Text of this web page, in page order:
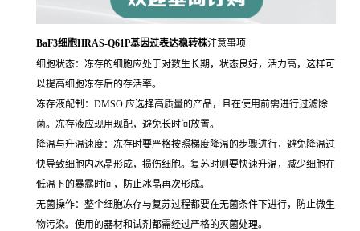
BaF3细胞HRAS-Q61P基因过表达稳转株注意事项
细胞状态：冻存的细胞应处于对数生长期，状态良好，活力高，这样可
以提高细胞冻存后的存活率。
冻存液配制：DMSO 应选择高质量的产品，且在使用前需进行过滤除
菌。冻存液应现用现配，避免长时间放置。
降温与升温速度：冻存时要严格按照梯度降温的步骤进行，避免降温过
快导致细胞内冰晶形成，损伤细胞。复苏时则要快速升温，减少细胞在
低温下的暴露时间，防止冰晶再次形成。
无菌操作：整个细胞冻存与复苏过程都要在无菌条件下进行，防止微生
物污染。使用的器材和试剂都需经过严格的灭菌处理。